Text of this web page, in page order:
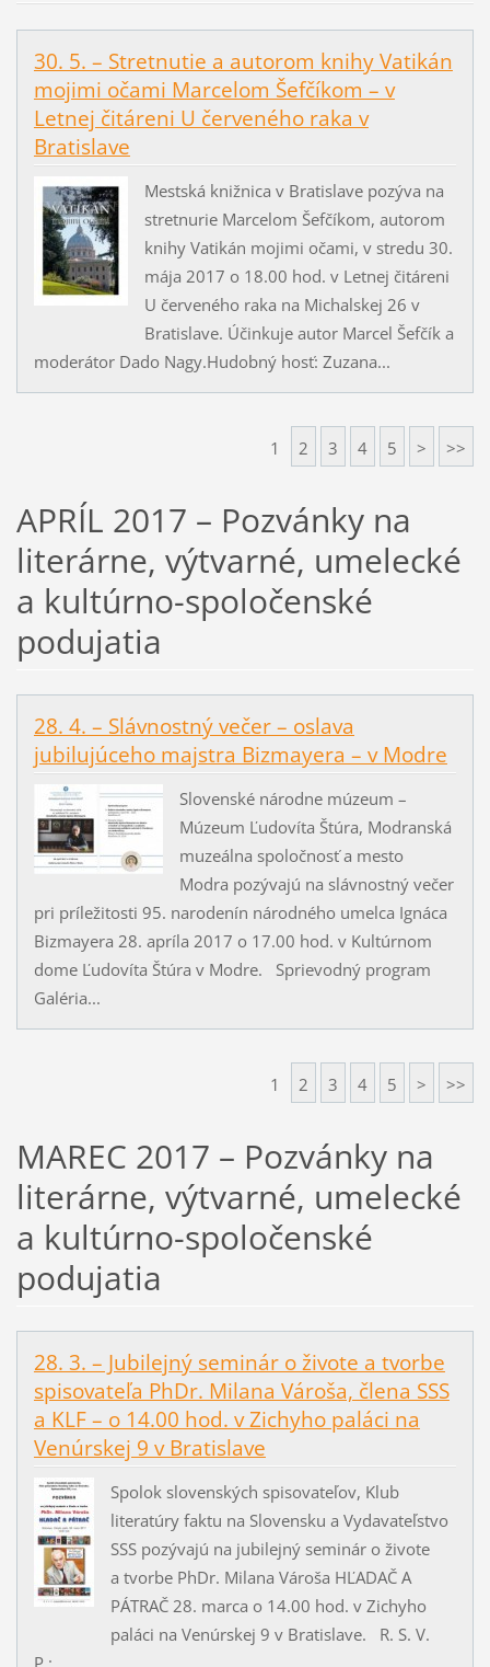
30. 5. – Stretnutie a autorom knihy Vatikán
mojimi očami Marcelom Šefčíkom – v
Letnej čitáreni U červeného raka v
Bratislave
Mestská knižnica v Bratislave pozýva na
stretnurie Marcelom Šefčíkom, autorom
knihy Vatikán mojimi očami, v stredu 30.
mája 2017 o 18.00 hod. v Letnej čitáreni
U červeného raka na Michalskej 26 v
Bratislave. Účinkuje autor Marcel Šefčík a
moderátor Dado Nagy.Hudobný hosť: Zuzana...
1 2 3 4 5 > >>
APRÍL 2017 – Pozvánky na
literárne, výtvarné, umelecké
a kultúrno-spoločenské
podujatia
28. 4. – Slávnostný večer – oslava
jubilujúceho majstra Bizmayera – v Modre
Slovenské národne múzeum –
Múzeum Ľudovíta Štúra, Modranská
muzeálna spoločnosť a mesto
Modra pozývajú na slávnostný večer
pri príležitosti 95. narodenín národného umelca Ignáca
Bizmayera 28. apríla 2017 o 17.00 hod. v Kultúrnom
dome Ľudovíta Štúra v Modre. Sprievodný program
Galéria...
1 2 3 4 5 > >>
MAREC 2017 – Pozvánky na
literárne, výtvarné, umelecké
a kultúrno-spoločenské
podujatia
28. 3. – Jubilejný seminár o živote a tvorbe
spisovateľa PhDr. Milana Vároša, člena SSS
a KLF – o 14.00 hod. v Zichyho paláci na
Venúrskej 9 v Bratislave
Spolok slovenských spisovateľov, Klub
literatúry faktu na Slovensku a Vydavateľstvo
SSS pozývajú na jubilejný seminár o živote
a tvorbe PhDr. Milana Vároša HĽADAČ A
PÁTRAČ 28. marca o 14.00 hod. v Zichyho
paláci na Venúrskej 9 v Bratislave. R. S. V.